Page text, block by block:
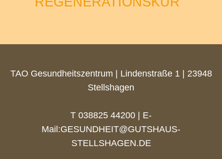
TAO Gesundheitszentrum | Lindenstraße 1 | 23948
Stellshagen
T 038825 44200 | E-
Mail:GESUNDHEIT@GUTSHAUS-
STELLSHAGEN.DE